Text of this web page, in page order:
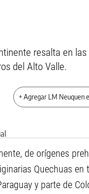
resalta en
del Alto Valle.
+ Agregar LM Neuquen
de orígenes
Quechuas
y parte de